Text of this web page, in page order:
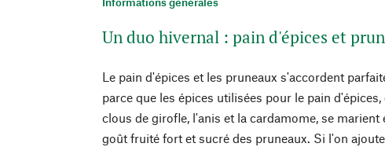
Un duo hivernal : pain d'épices et
Le pain d'épices et les pruneaux s'accordent
parce que les épices utilisées pour le pain
clous de girofle, l'anis et la cardamome, se marient
goût fruité fort et sucré des pruneaux. Si l'on